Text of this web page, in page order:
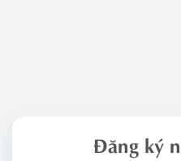
Đăng ký